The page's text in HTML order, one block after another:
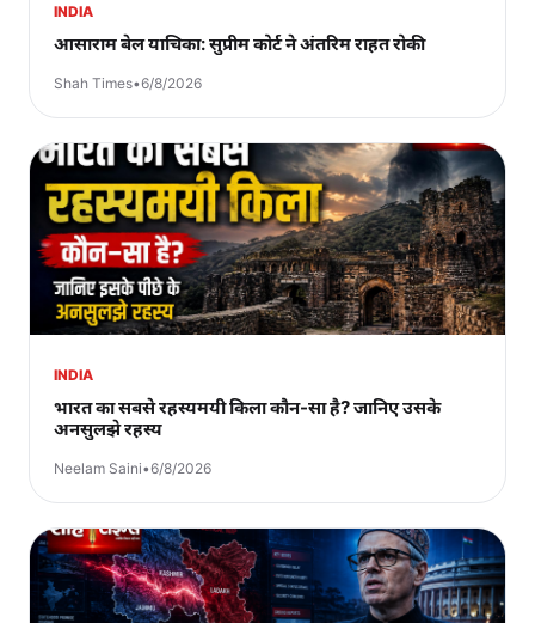
INDIA
आसाराम बेल याचिका: सुप्रीम कोर्ट ने अंतरिम राहत रोकी
Shah Times•6/8/2026
INDIA
भारत का सबसे रहस्यमयी किला कौन-सा है? जानिए उसके
अनसुलझे रहस्य
Neelam Saini•6/8/2026